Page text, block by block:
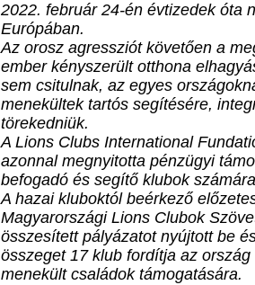
2022. február 24-én évtizedek óta
Európában.
Az orosz agressziót követően a
ember kényszerült otthona
sem csitulnak, az egyes
menekültek tartós segítésére,
törekedniük.
A Lions Clubs International
azonnal megnyitotta pénzügyi
befogadó és segítő klubok
A hazai kluboktól beérkező
Magyarországi Lions Clubok
összesített pályázatot nyújtott be
összeget 17 klub fordítja az
menekült családok támogatására.